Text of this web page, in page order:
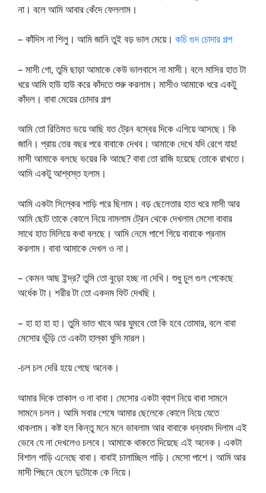
না। বলে আমি আবার কেঁদে ফেললাম।
– কাঁদিস না শিলু। আমি জানি তুই বড় ভাল মেয়ে। কচি গুদ চোদার গল্প
– মাসী গো, তুমি ছাড়া আমাকে কেউ ভালবাসে না মাসী। বলে মাসির হাত টা
ধরে আমি হাউ হাউ করে কাঁদতে শুরু করলাম। মাসীও আমাকে ধরে একটু
কাঁদল। বাবা মেয়ের চোদার গল্প
আমি তো রিতিমত ভয়ে আছি যত ট্রেন বম্বের দিকে এগিয়ে আসছে। কি
জানি। প্রায় তের বছর পরে বাবাকে দেখব। আমাকে দেখে যদি রেগে যায়!
মাসী আমাকে বলছে ভয়ের কি আছে? বাবা তো রাজি হয়েছে তোকে রাখতে।
আমি একটু আশ্বস্ত হলাম।
আমি একটা সিল্কের শাড়ি পরে ছিলাম। বড় ছেলেতার হাত ধরে মাসী আর
আমি ছোট তাকে কোলে নিয়ে নামলাম ট্রেন থেকে দেখলাম মেসো বাবার
সাথে হাত মিলিয়ে কথা বলছে। আমি নেমে পাশে গিয়ে বাবাকে প্রনাম
করলাম। বাবা আমাকে দেখল ও না।
– কেমন আছ ইন্দ্র? তুমি তো বুড়ো হচ্ছ না দেখি। শুধু চুল গুল পেকেছে
অর্ধেক টা। শরীর টা তো একদম ফিট দেখছি।
– হা হা হা হা। তুমি ভাত খাবে আর ঘুমবে তো কি হবে তোমার, বলে বাবা
মেসোর ভুঁড়ি তে একটা হাল্কা ঘুসি মারল।
-চল চল দেরি হয়ে গেছে অনেক।
আমার দিকে তাকাল ও না বাবা। মেসোর একটা ব্যাগ নিয়ে বাবা সামনে
সামনে চলল। আমি সবার শেষে আমার ছেলেকে কোলে নিয়ে যেতে
থাকলাম। কষ্ট হল কিন্তু মনে মনে ভাবলাম আর বাবাকে ধন্যবাদ দিলাম এই
ভেবে যে না দেখলেও চলবে। আমাকে থাকতে দিয়েছে এই অনেক। একটা
বিশাল গাড়ি এনেছে বাবা। বাবাই চালাচ্ছিল গাড়ি। মেসো পাশে। আমি আর
মাসী পিছনে ছেলে দুটোকে কে নিয়ে।